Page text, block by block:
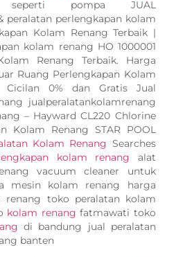
pompa JUAL
peralatan perlengkapan kolam
Kolam Renang Terbaik |
kolam renang HO 1000001
Renang Terbaik. Harga
Ruang Perlengkapan Kolam
Cicilan 0% dan Gratis Jual
jualperalatankolamrenang
– Hayward CL220 Chlorine
Kolam Renang STAR POOL
Kolam Renang Searches
kolam renang alat
vacuum cleaner untuk
mesin kolam renang harga
renang toko peralatan kolam
kolam renang fatmawati toko
di bandung jual peralatan
banten